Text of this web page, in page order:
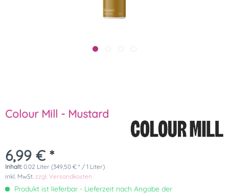
Colour Mill - Mustard
6,99 € *
Inhalt: 0.02 Liter (349,50 € * / 1 Liter)
inkl. MwSt. zzgl. Versandkosten
Produkt ist lieferbar - Lieferzeit nach Angabe der